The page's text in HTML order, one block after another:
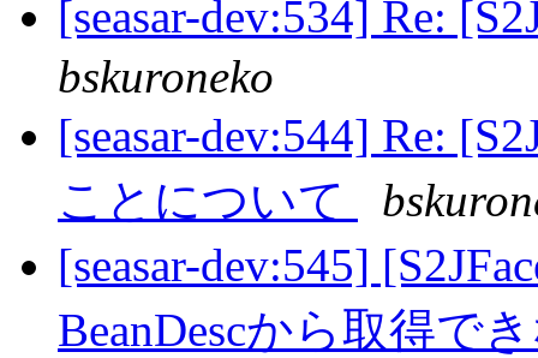
[seasar-dev:534] Re:
bskuroneko
[seasar-dev:544] Re:
ことについて
[seasar-dev:545]
BeanDescから取得で